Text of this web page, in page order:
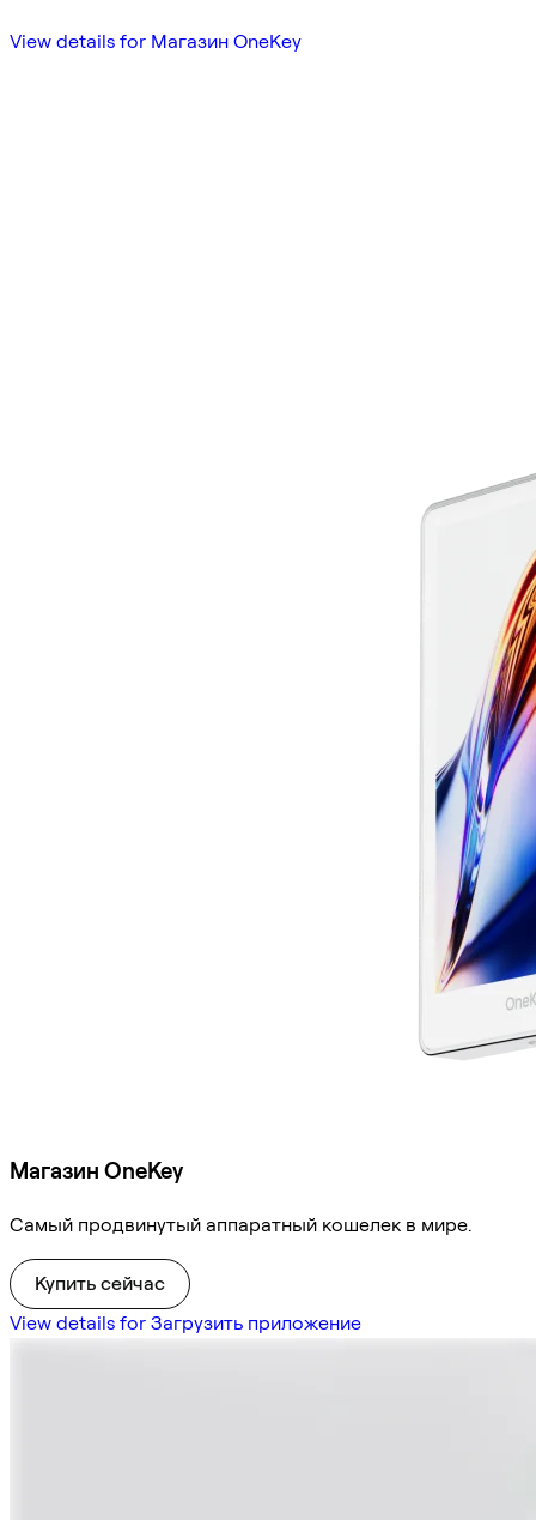
View details for Магазин OneKey
Магазин OneKey
Самый продвинутый аппаратный кошелек в мире.
Купить сейчас
View details for Загрузить приложение